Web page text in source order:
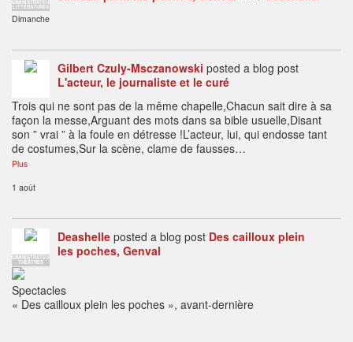
ADMINISTRATEUR
LITTÉRATURES
Dimanche
Gilbert Czuly-Msczanowski posted a blog post
L'acteur, le journaliste et le curé
Trois qui ne sont pas de la même chapelle,Chacun sait dire à sa
façon la messe,Arguant des mots dans sa bible usuelle,Disant
son ” vrai ” à la foule en détresse !L’acteur, lui, qui endosse tant
de costumes,Sur la scène, clame de fausses…
Plus
1 août
ADMINISTRATEUR
THÉÂTRES
Deashelle posted a blog post Des cailloux plein
les poches, Genval
Spectacles
« Des cailloux plein les poches », avant-dernière